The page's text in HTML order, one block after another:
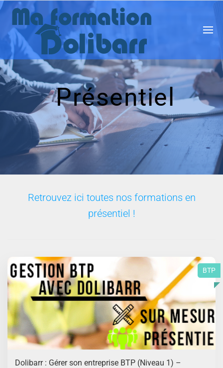
Présentiel
Retrouvez ici toutes nos formations en
présentiel !
BTP
Dolibarr : Gérer son entreprise BTP (Niveau 1) –